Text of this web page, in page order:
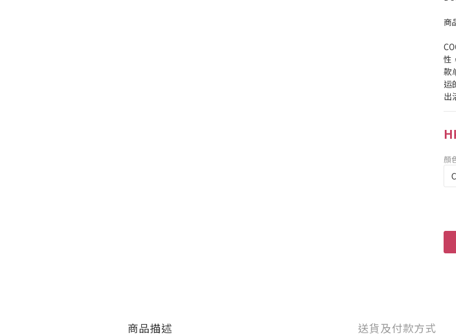
商
性
款
运
出
顏
商品描述 送貨及付款方式